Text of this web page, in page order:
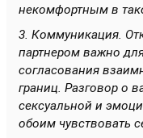
некомфортным в
3. Коммуникация.
партнером важно
согласования
границ. Разговор о
сексуальной и
обоим чувствовать